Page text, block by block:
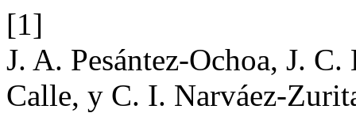
[1]
J. A. Pesántez-Ochoa, J.
Calle, y C. I. Narváez-